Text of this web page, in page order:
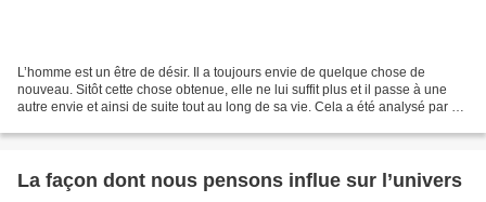
L’homme est un être de désir. Il a toujours envie de quelque chose de
nouveau. Sitôt cette chose obtenue, elle ne lui suffit plus et il passe à une
autre envie et ainsi de suite tout au long de sa vie. Cela a été analysé par 3
La façon dont nous pensons influe sur l’univers